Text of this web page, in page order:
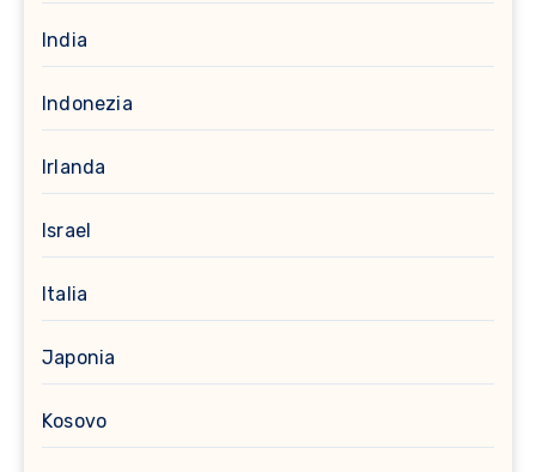
India
Indonezia
Irlanda
Israel
Italia
Japonia
Kosovo